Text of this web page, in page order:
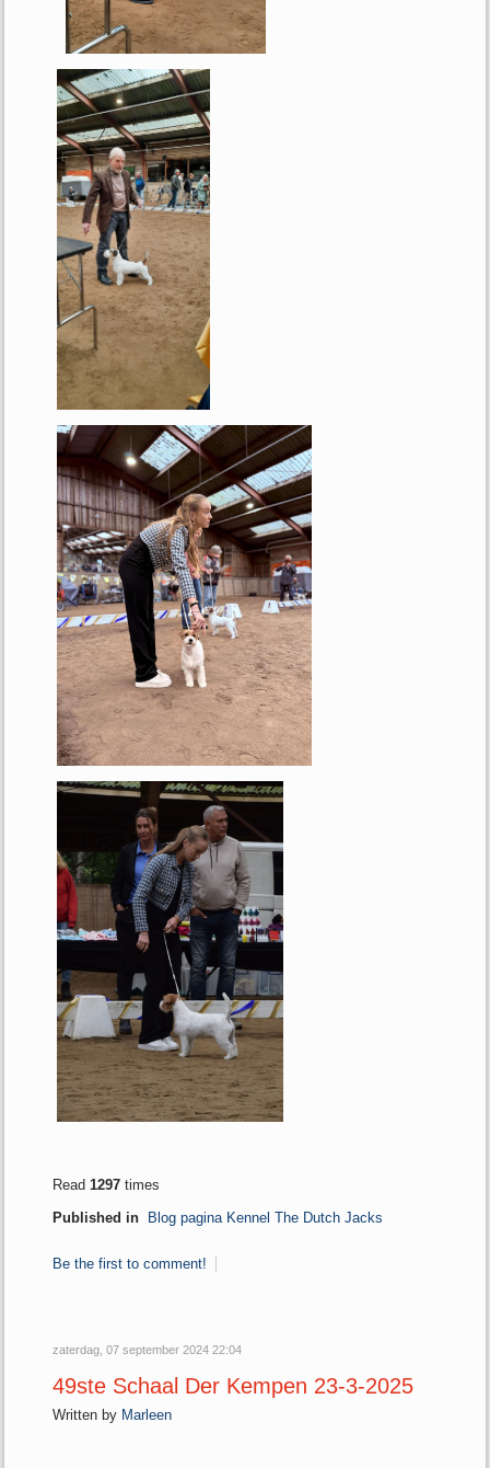
Read1297 times
Published in
Blog pagina Kennel The Dutch Jacks
Be the first to comment!
zaterdag, 07 september 2024 22:04
49ste Schaal Der Kempen 23-3-2025
Written by Marleen